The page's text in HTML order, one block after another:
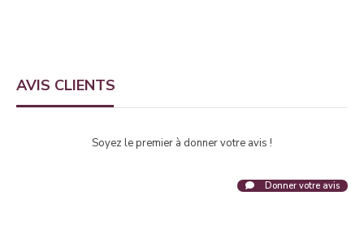
AVIS CLIENTS
Soyez le premier à donner votre avis !
Donner votre avis